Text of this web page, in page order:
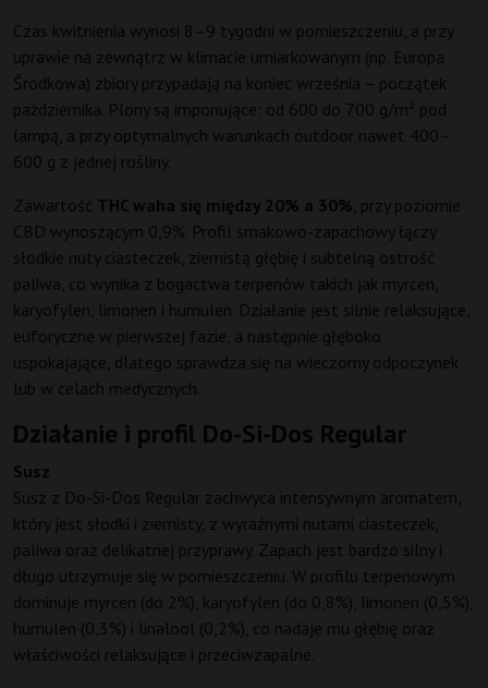
Czas kwitnienia wynosi 8–9 tygodni w pomieszczeniu, a przy
uprawie na zewnątrz w klimacie umiarkowanym (np. Europa
Środkowa) zbiory przypadają na koniec września – początek
października. Plony są imponujące: od 600 do 700 g/m² pod
lampą, a przy optymalnych warunkach outdoor nawet 400–
600 g z jednej rośliny.
Zawartość THC waha się między 20% a 30% , przy poziomie
CBD wynoszącym 0,9%. Profil smakowo-zapachowy łączy
słodkie nuty ciasteczek, ziemistą głębię i subtelną ostrość
paliwa, co wynika z bogactwa terpenów takich jak myrcen,
karyofylen, limonen i humulen. Działanie jest silnie relaksujące,
euforyczne w pierwszej fazie, a następnie głęboko
uspokajające, dlatego sprawdza się na wieczorny odpoczynek
lub w celach medycznych.
Działanie i profil Do-Si-Dos Regular
Susz
Susz z Do-Si-Dos Regular zachwyca intensywnym aromatem,
który jest słodki i ziemisty, z wyraźnymi nutami ciasteczek,
paliwa oraz delikatnej przyprawy. Zapach jest bardzo silny i
długo utrzymuje się w pomieszczeniu. W profilu terpenowym
dominuje myrcen (do 2%), karyofylen (do 0,8%), limonen (0,5%),
humulen (0,3%) i linalool (0,2%), co nadaje mu głębię oraz
właściwości relaksujące i przeciwzapalne.